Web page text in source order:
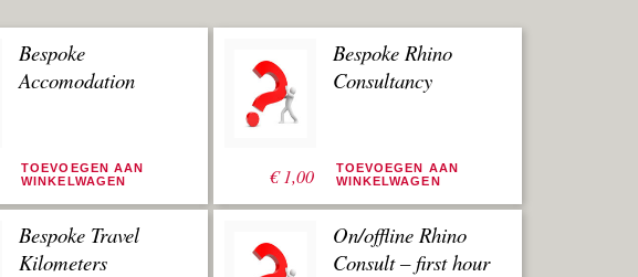
Bespoke
Accomodation
TOEVOEGEN AAN
WINKELWAGEN
€1,00
Bespoke Rhino
Consultancy
TOEVOEGEN AAN
WINKELWAGEN
Bespoke Travel
Kilometers
On/offline Rhino
Consult – first hour